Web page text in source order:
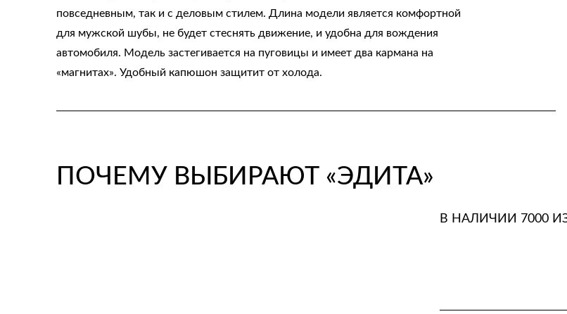
повседневным, так и с деловым стилем. Длина модели является комфортной
для мужской шубы, не будет стеснять движение, и удобна для вождения
автомобиля. Модель застегивается на пуговицы и имеет два кармана на
«магнитах». Удобный капюшон защитит от холода.
ПОЧЕМУ ВЫБИРАЮТ «ЭДИТА»
В НАЛИЧИИ 7000